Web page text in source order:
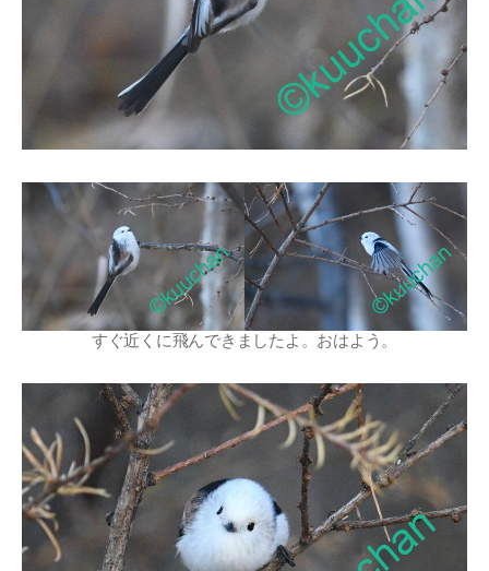
すぐ近くに飛んできましたよ。おはよう。